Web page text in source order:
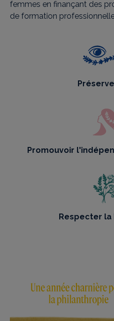
femmes en finançant des
de formation
Promouvoir
Respecter